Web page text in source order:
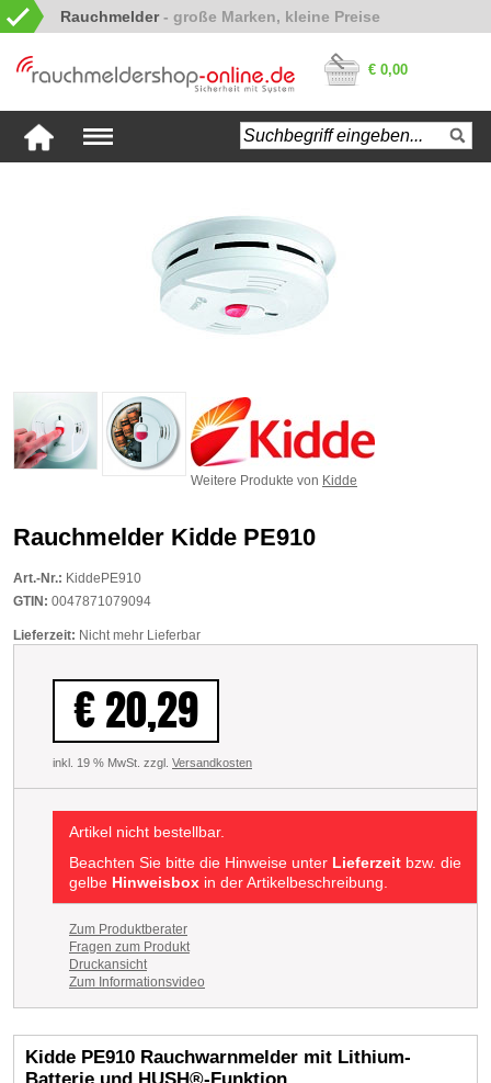
Rauchmelder
€ 0,00
Weitere Produkte von Kidde
Rauchmelder Kidde PE910
Art.-Nr.: KiddePE910
GTIN: 0047871079094
Lieferzeit: Nicht mehr Lieferbar
€ 20,29
inkl. 19 % MwSt. zzgl. Versandkosten
Artikel nicht bestellbar.
Beachten Sie bitte die Hinweise unter Lieferzeit bzw. die
gelbe Hinweisbox in der Artikelbeschreibung.
Zum Produktberater
Fragen zum Produkt
Druckansicht
Zum Informationsvideo
Kidde PE910 Rauchwarnmelder mit Lithium-